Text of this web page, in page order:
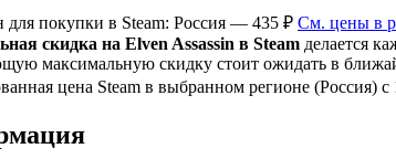
покупки в Steam: Россия — 435 ₽ См. цены в
скидка на Elven Assassin в Steam делается
максимальную скидку стоит ожидать в
цена Steam в выбранном регионе (Россия)